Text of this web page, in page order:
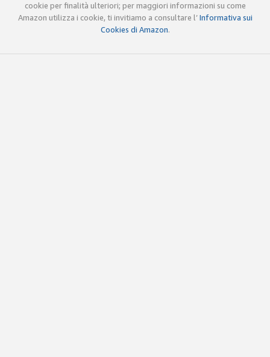
cookie per finalità ulteriori; per maggiori informazioni su come
Amazon utilizza i cookie, ti invitiamo a consultare l’Informativa sui
Cookies di Amazon.